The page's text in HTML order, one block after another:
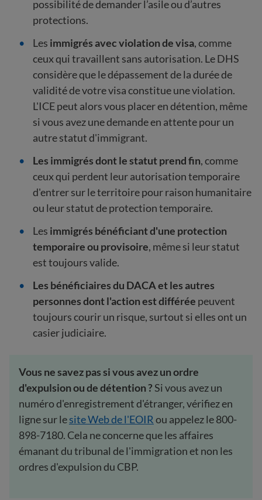
possibilité de demander l’asile ou d’autres
protections.
Les immigrés avec violation de visa, comme
ceux qui travaillent sans autorisation. Le DHS
considère que le dépassement de la durée de
validité de votre visa constitue une violation.
L'ICE peut alors vous placer en détention, même
si vous avez une demande en attente pour un
autre statut d'immigrant.
Les immigrés dont le statut prend fin, comme
ceux qui perdent leur autorisation temporaire
d'entrer sur le territoire pour raison humanitaire
ou leur statut de protection temporaire.
Les immigrés bénéficiant d'une protection
temporaire ou provisoire, même si leur statut
est toujours valide.
Les bénéficiaires du DACA et les autres
personnes dont l'action est différée peuvent
toujours courir un risque, surtout si elles ont un
casier judiciaire.
Vous ne savez pas si vous avez un ordre
d'expulsion ou de détention ?Si vous avez un
numéro d'enregistrement d'étranger, vérifiez en
ligne sur lesite Web de l'EOIR ou appelez le 800-
898-7180. Cela ne concerne que les affaires
émanant du tribunal de l'immigration et non les
ordres d'expulsion du CBP.